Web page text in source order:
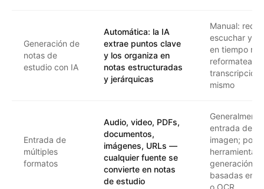
Generación de
notas de
estudio con IA
Automática: la IA
extrae puntos clave
y los organiza en
notas estructuradas
y jerárquicas
Manual:
escuchar y
en tiempo
reformatear
mismo
Entrada de
múltiples
formatos
Audio, video, PDFs,
documentos,
imágenes, URLs —
cualquier fuente se
convierte en notas
de estudio
entrada de
imagen;
herramientas
generación
basadas en
o OCR